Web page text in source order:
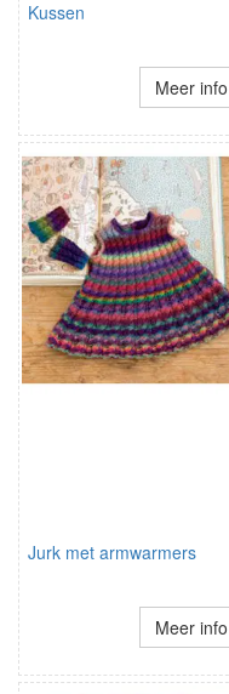
Kussen
Meer info
Jurk met armwarmers
Meer info